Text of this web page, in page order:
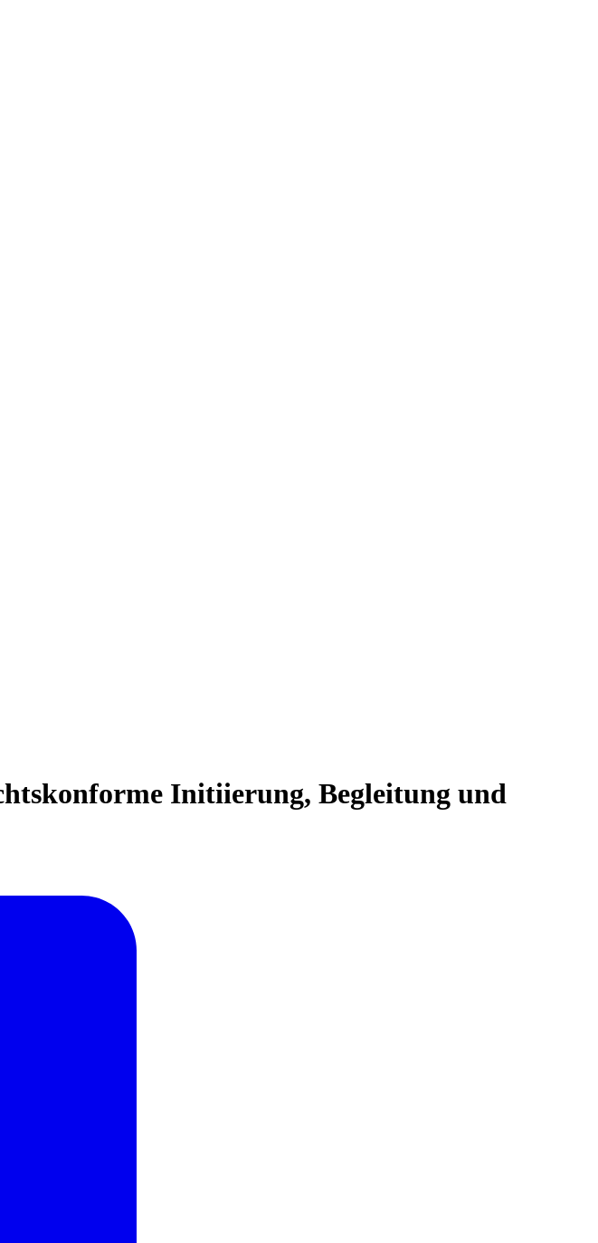
Initiierung, Begleitung und